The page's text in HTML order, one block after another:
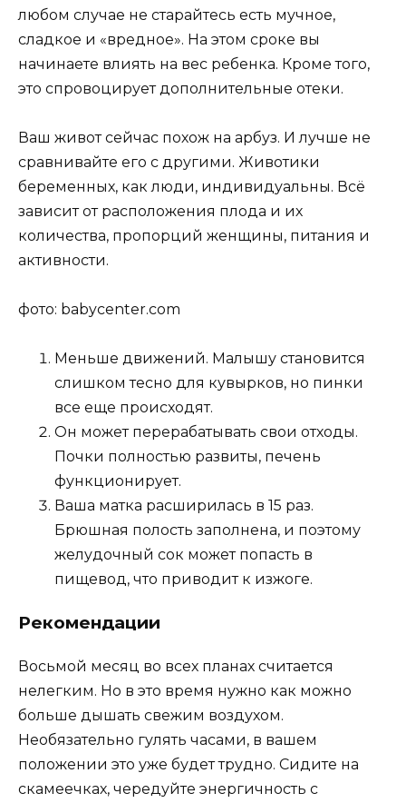
любом случае не старайтесь есть мучное,
сладкое и «вредное». На этом сроке вы
начинаете влиять на вес ребенка. Кроме того,
это спровоцирует дополнительные отеки.
Ваш живот сейчас похож на арбуз. И лучше не
сравнивайте его с другими. Животики
беременных, как люди, индивидуальны. Всё
зависит от расположения плода и их
количества, пропорций женщины, питания и
активности.
фото: babycenter.com
Меньше движений. Малышу становится
слишком тесно для кувырков, но пинки
все еще происходят.
Он может перерабатывать свои отходы.
Почки полностью развиты, печень
функционирует.
Ваша матка расширилась в 15 раз.
Брюшная полость заполнена, и поэтому
желудочный сок может попасть в
пищевод, что приводит к изжоге.
Рекомендации
Восьмой месяц во всех планах считается
нелегким. Но в это время нужно как можно
больше дышать свежим воздухом.
Необязательно гулять часами, в вашем
положении это уже будет трудно. Сидите на
скамеечках, чередуйте энергичность с